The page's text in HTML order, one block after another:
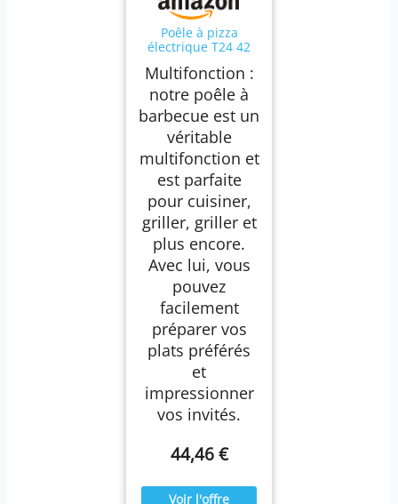
Poêle à pizza
électrique T24 42
cm
Multifonction :
notre poêle à
barbecue est un
véritable
multifonction et
est parfaite
pour cuisiner,
griller, griller et
plus encore.
Avec lui, vous
pouvez
facilement
préparer vos
plats préférés
et
impressionner
vos invités.
44,46 €